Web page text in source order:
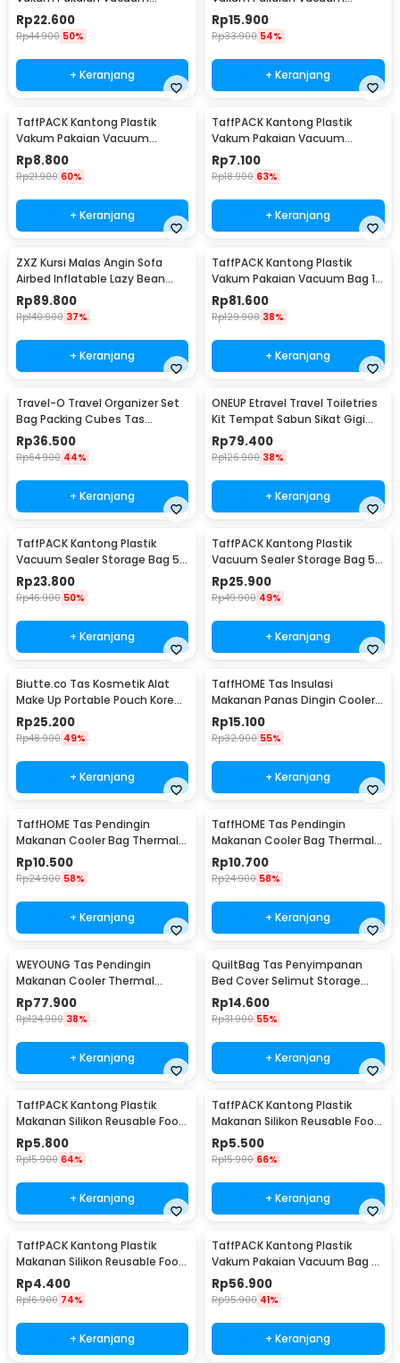
Compression Bag 1 PCS L -
SN024
Rp22.600
Rp44.900 50%
+ Keranjang
Compression Bag 1 PCS
80x110cm - YK-1000
Rp15.900
Rp33.900 54%
+ Keranjang
TaffPACK Kantong Plastik
Vakum Pakaian Vacuum
Compression Bag 1 PCS
60x80cm - YK-1000
Rp8.800
Rp21.900 60%
+ Keranjang
TaffPACK Kantong Plastik
Vakum Pakaian Vacuum
Compression Bag 1 PCS
50x70cm - YK-1000
Rp7.100
Rp18.900 63%
+ Keranjang
ZXZ Kursi Malas Angin Sofa
Airbed Inflatable Lazy Bean
Bag 230x70cm - LZ081
Rp89.800
Rp140.900 37%
+ Keranjang
TaffPACK Kantong Plastik
Vakum Pakaian Vacuum Bag 10
PCS Hand Pump - SN09109
Rp81.600
Rp129.900 38%
+ Keranjang
Travel-O Travel Organizer Set
Bag Packing Cubes Tas
Laundry 6 PCS - BIB-650
Rp36.500
Rp64.900 44%
+ Keranjang
ONEUP Etravel Travel Toiletries
Kit Tempat Sabun Sikat Gigi
Handuk - YW46
Rp79.400
Rp126.900 38%
+ Keranjang
TaffPACK Kantong Plastik
Vacuum Sealer Storage Bag 5
PCS 35x50cm - ZKD002
Rp23.800
Rp46.900 50%
+ Keranjang
TaffPACK Kantong Plastik
Vacuum Sealer Storage Bag 5
PCS 50x70cm - ZKD002
Rp25.900
Rp49.900 49%
+ Keranjang
Biutte.co Tas Kosmetik Alat
Make Up Portable Pouch Korean
Style - B4108
Rp25.200
Rp48.900 49%
+ Keranjang
TaffHOME Tas Insulasi
Makanan Panas Dingin Cooler
Thermal Bag 6 Inch - H07
Rp15.100
Rp32.900 55%
+ Keranjang
TaffHOME Tas Pendingin
Makanan Cooler Bag Thermal
Insulated Bag 28x14x17cm -
H24
Rp10.500
Rp24.900 58%
+ Keranjang
TaffHOME Tas Pendingin
Makanan Cooler Bag Thermal
Insulated Bag 21x14x17cm -
H24
Rp10.700
Rp24.900 58%
+ Keranjang
WEYOUNG Tas Pendingin
Makanan Cooler Thermal
Insulated Bag 18L - M40
Rp77.900
Rp124.900 38%
+ Keranjang
QuiltBag Tas Penyimpanan
Bed Cover Selimut Storage
Bag Organizer 1 PCS - MT6
Rp14.600
Rp31.900 55%
+ Keranjang
TaffPACK Kantong Plastik
Makanan Silikon Reusable Food
Bag Ziplock Size L - PK-15
Rp5.800
Rp15.900 64%
+ Keranjang
TaffPACK Kantong Plastik
Makanan Silikon Reusable Food
Bag Ziplock Size M - PK-15
Rp5.500
Rp15.900 66%
+ Keranjang
TaffPACK Kantong Plastik
Makanan Silikon Reusable Food
Bag Ziplock Size S - PK-15
Rp4.400
Rp16.900 74%
+ Keranjang
TaffPACK Kantong Plastik
Vakum Pakaian Vacuum Bag 8
PCS with Hand Pump - SN1000
Rp56.900
Rp95.900 41%
+ Keranjang